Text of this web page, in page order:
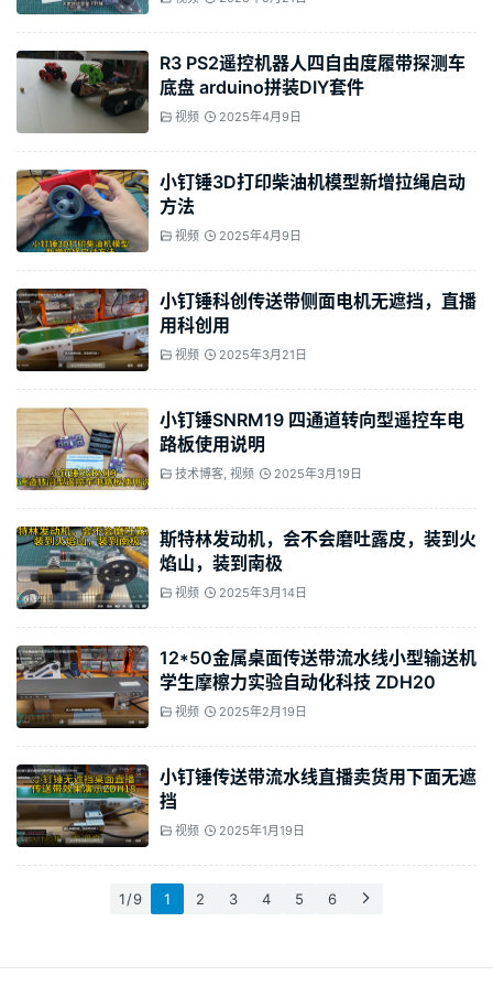
R3 PS2遥控机器人四自由度履带探测车
底盘 arduino拼装DIY套件
视频 2025年4月9日
小钉锤3D打印柴油机模型新增拉绳启动
方法
视频 2025年4月9日
小钉锤科创传送带侧面电机无遮挡，直播
用科创用
视频 2025年3月21日
小钉锤SNRM19 四通道转向型遥控车电
路板使用说明
技术博客, 视频 2025年3月19日
斯特林发动机，会不会磨吐露皮，装到火
焰山，装到南极
视频 2025年3月14日
12*50金属桌面传送带流水线小型输送机
学生摩檫力实验自动化科技 ZDH20
视频 2025年2月19日
小钉锤传送带流水线直播卖货用下面无遮
挡
视频 2025年1月19日
1 / 9 1 2 3 4 5 6